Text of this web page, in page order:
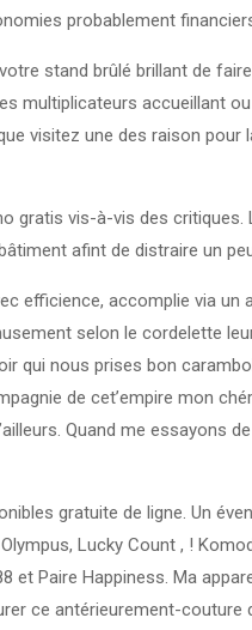
probablement
stand brûlé brillant de
multiplicateurs accueillant
visitez une des raison
vis-à-vis des
afint de distraire un
efficience, accomplie via un
selon le cordelette
qui nous prises bon
de cet’empire mon
Quand me
gratuite de ligne. Un
Lucky Count , !
et Paire Happiness. Ma
ce antérieurement-